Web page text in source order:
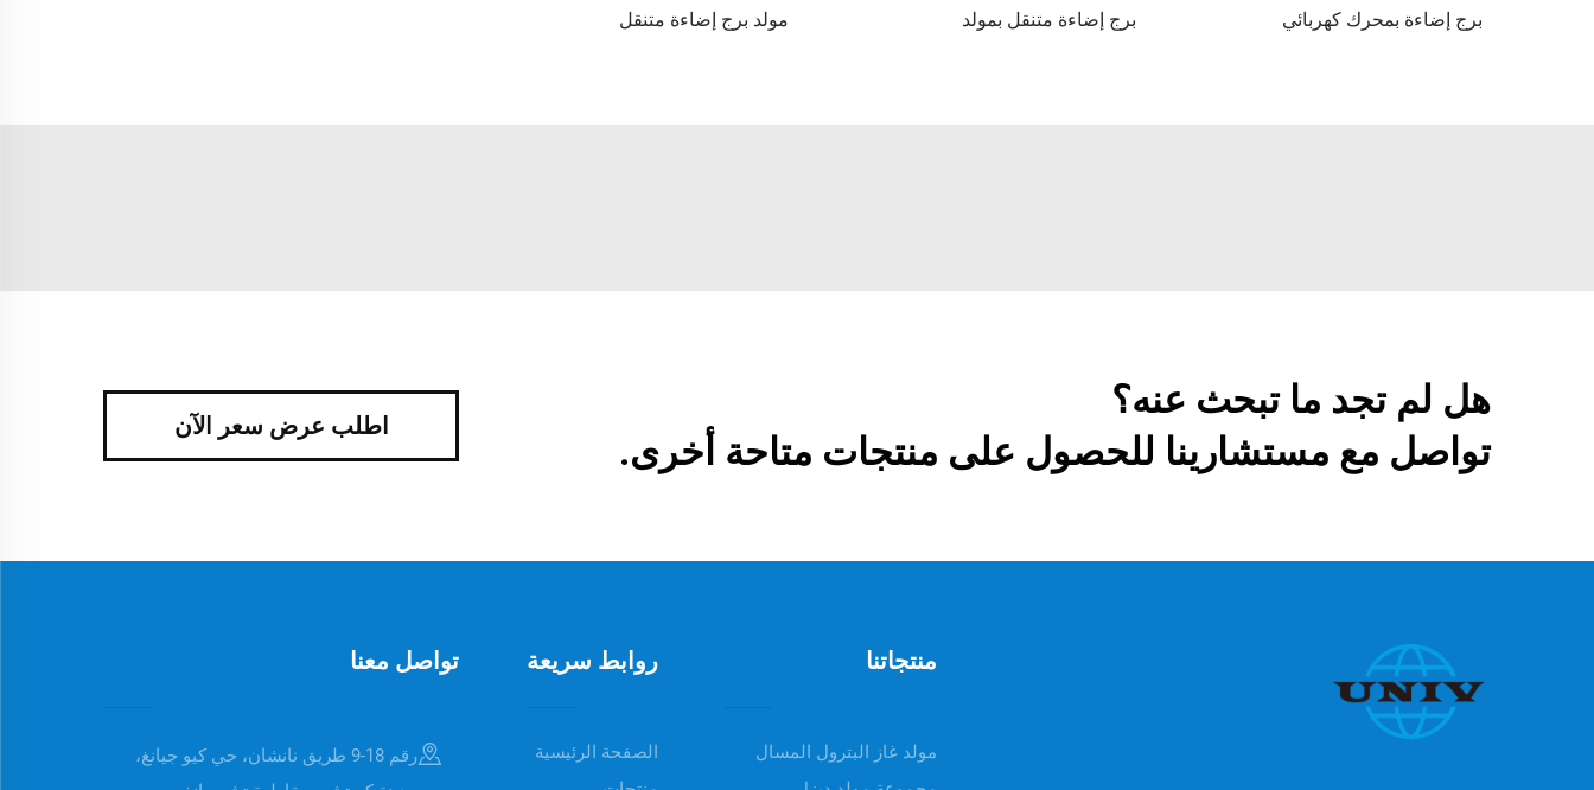
برج إضاءة بمحرك كهربائي
برج إضاءة متنقل بمولد مولد برج إضاءة متنقل
هل لم تجد ما تبحث عنه؟
تواصل مع مستشارينا للحصول على منتجات متاحة أخرى.
اطلب عرض سعر الآن
منتجاتنا
مولد غاز البترول المسال
روابط سريعة
الصفحة الرئيسية
تواصل معنا
رقم 18-9 طريق نانشان، حي كيو جيانغ،